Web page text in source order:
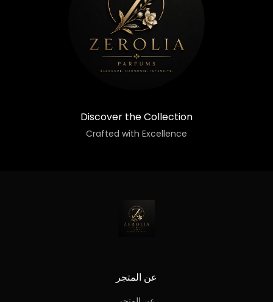
Discover the Collection
Crafted with Excellence
عن المتجر